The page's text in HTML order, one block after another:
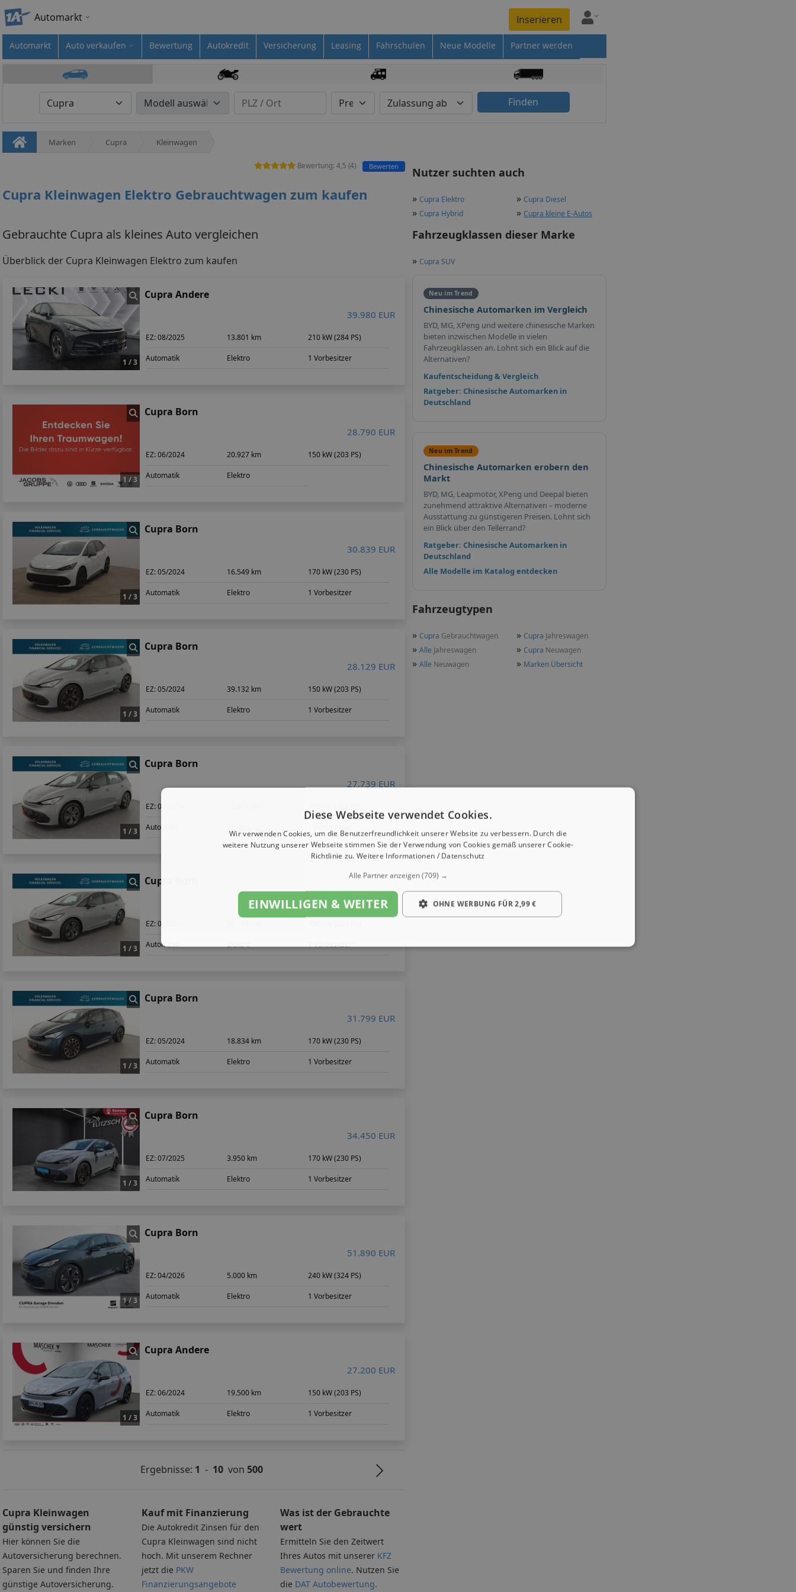
Automarkt Inserieren
Automarkt Auto verkaufen Bewertung Autokredit Versicherung Leasing Fahrschulen Neue Modelle Partner werden
Finden
Marken Cupra Kleinwagen
Nutzer suchten auch
» Cupra Elektro » Cupra Diesel
» Cupra Hybrid » Cupra kleine E-Autos
Fahrzeugklassen dieser Marke
» Cupra SUV
Neu im Trend
Chinesische Automarken im Vergleich
BYD, MG, XPeng und weitere chinesische Marken
bieten inzwischen Modelle in vielen
Fahrzeugklassen an. Lohnt sich ein Blick auf die
Alternativen?
Kaufentscheidung & Vergleich
Ratgeber: Chinesische Automarken in
Deutschland
Neu im Trend
Chinesische Automarken erobern den
Markt
BYD, MG, Leapmotor, XPeng und Deepal bieten
zunehmend attraktive Alternativen – moderne
Ausstattung zu günstigeren Preisen. Lohnt sich
ein Blick über den Tellerrand?
Ratgeber: Chinesische Automarken in
Deutschland
Alle Modelle im Katalog entdecken
Fahrzeugtypen
» Cupra Gebrauchtwagen » Cupra Jahreswagen
» Alle Jahreswagen » Cupra Neuwagen
» Alle Neuwagen » Marken Übersicht
Bewertung: 4,5 (4) Bewerten
Cupra Kleinwagen Elektro Gebrauchtwagen zum kaufen
Gebrauchte Cupra als kleines Auto vergleichen
Überblick der Cupra Kleinwagen Elektro zum kaufen
1 / 3
Cupra Andere
39.980 EUR
EZ:08/2025 13.801 km 210 kW (284 PS)
Automatik Elektro 1 Vorbesitzer
1 / 3
Cupra Born
28.790 EUR
EZ:06/2024 20.927 km 150 kW (203 PS)
Automatik Elektro
1 / 3
Cupra Born
30.839 EUR
EZ:05/2024 16.549 km 170 kW (230 PS)
Automatik Elektro 1 Vorbesitzer
1 / 3
Cupra Born
28.129 EUR
EZ:05/2024 39.132 km 150 kW (203 PS)
Automatik Elektro 1 Vorbesitzer
1 / 3
Cupra Born
27.739 EUR
EZ:06/2024
Automatik
1 / 3
Cupra Born
25.649 EUR
EZ:05/2024
Automatik Elektro 1 Vorbesitzer
1 / 3
Cupra Born
31.799 EUR
EZ:05/2024 18.834 km 170 kW (230 PS)
Automatik Elektro 1 Vorbesitzer
1 / 3
Cupra Born
34.450 EUR
EZ:07/2025 3.950 km 170 kW (230 PS)
Automatik Elektro 1 Vorbesitzer
1 / 3
Cupra Born
51.890 EUR
EZ:04/2026 5.000 km 240 kW (324 PS)
Automatik Elektro 1 Vorbesitzer
1 / 3
Cupra Andere
27.200 EUR
EZ:06/2024 19.500 km 150 kW (203 PS)
Automatik Elektro 1 Vorbesitzer
Ergebnisse: 1 - 10von 500
Cupra Kleinwagen
günstig versichern
Hier können Sie die
Autoversicherung berechnen.
Sparen Sie und finden Ihre
günstige Autoversicherung.
Kauf mit Finanzierung
Die Autokredit Zinsen für den
Cupra Kleinwagen sind nicht
hoch. Mit unserem Rechner
jetzt die PKW
Finanzierungsangebote
Was ist der Gebrauchte
wert
Ermitteln Sie den Zeitwert
Ihres Autos mit unserer KFZ
Bewertung online. Nutzen Sie
die DAT Autobewertung.
Diese Webseite verwendet Cookies.
Wir verwenden Cookies, um die Benutzerfreundlichkeit unserer Website zu verbessern. Durch die
weitere Nutzung unserer Webseite stimmen Sie der Verwendung von Cookies gemäß unserer Cookie-
Richtlinie zu. Weitere Informationen / Datenschutz
Alle Partner anzeigen(709) →
EINWILLIGEN & WEITER OHNE WERBUNG FÜR 2,99 €